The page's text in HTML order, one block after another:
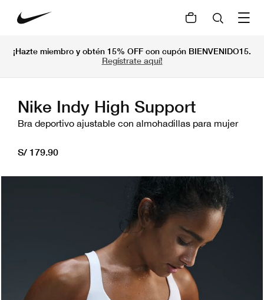
¡Hazte miembro y obtén 15% OFF con cupón BIENVENIDO15.
Regístrate aquí!
Nike Indy High Support
Bra deportivo ajustable con almohadillas para mujer
S/ 179.90